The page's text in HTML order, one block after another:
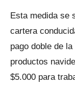
Esta medida se
cartera
pago doble de
productos
$5.000 para